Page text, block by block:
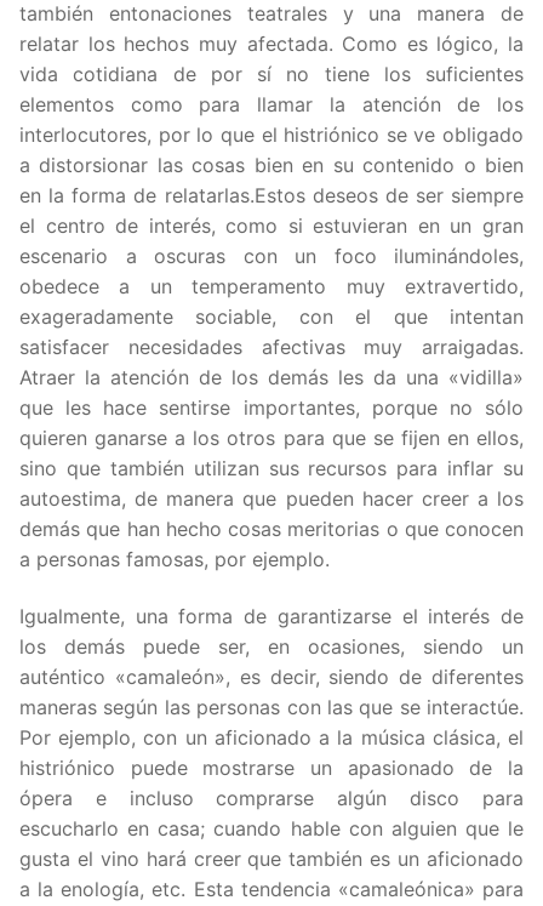
también entonaciones teatrales y una manera de
relatar los hechos muy afectada. Como es lógico, la
vida cotidiana de por sí no tiene los suficientes
elementos como para llamar la atención de los
interlocutores, por lo que el histriónico se ve obligado
a distorsionar las cosas bien en su contenido o bien
en la forma de relatarlas.Estos deseos de ser siempre
el centro de interés, como si estuvieran en un gran
escenario a oscuras con un foco iluminándoles,
obedece a un temperamento muy extravertido,
exageradamente sociable, con el que intentan
satisfacer necesidades afectivas muy arraigadas.
Atraer la atención de los demás les da una «vidilla»
que les hace sentirse importantes, porque no sólo
quieren ganarse a los otros para que se fijen en ellos,
sino que también utilizan sus recursos para inflar su
autoestima, de manera que pueden hacer creer a los
demás que han hecho cosas meritorias o que conocen
a personas famosas, por ejemplo.
Igualmente, una forma de garantizarse el interés de
los demás puede ser, en ocasiones, siendo un
auténtico «camaleón», es decir, siendo de diferentes
maneras según las personas con las que se interactúe.
Por ejemplo, con un aficionado a la música clásica, el
histriónico puede mostrarse un apasionado de la
ópera e incluso comprarse algún disco para
escucharlo en casa; cuando hable con alguien que le
gusta el vino hará creer que también es un aficionado
a la enología, etc. Esta tendencia «camaleónica» para